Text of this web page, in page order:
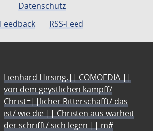
Datenschutz
Feedback
RSS-Feed
Lienhard Hirsing.|| COMOEDIA ||
von dem geystlichen kampff/
Christ=||licher Ritterschafft/ das
ist/ wie die || Christen aus warheit
der schrifft/ sich legen || m#